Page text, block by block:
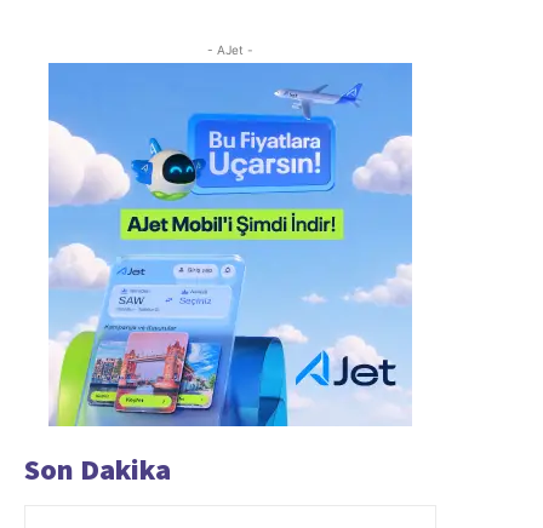
- AJet -
Son Dakika